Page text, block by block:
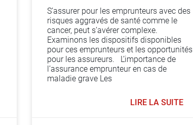
S’assurer pour les emprunteurs avec des
risques aggravés de santé comme le
cancer, peut s’avérer complexe.
Examinons les dispositifs disponibles
pour ces emprunteurs et les opportunités
pour les assureurs. L’importance de
l’assurance emprunteur en cas de
maladie grave Les
LIRE LA SUITE